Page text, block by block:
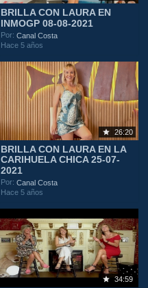
BRILLA CON LAURA EN
INMOGP 08-08-2021
Por:Canal Costa
Hace 5 años
26:20
BRILLA CON LAURA EN LA
CARIHUELA CHICA 25-07-
2021
Por:Canal Costa
Hace 5 años
34:59